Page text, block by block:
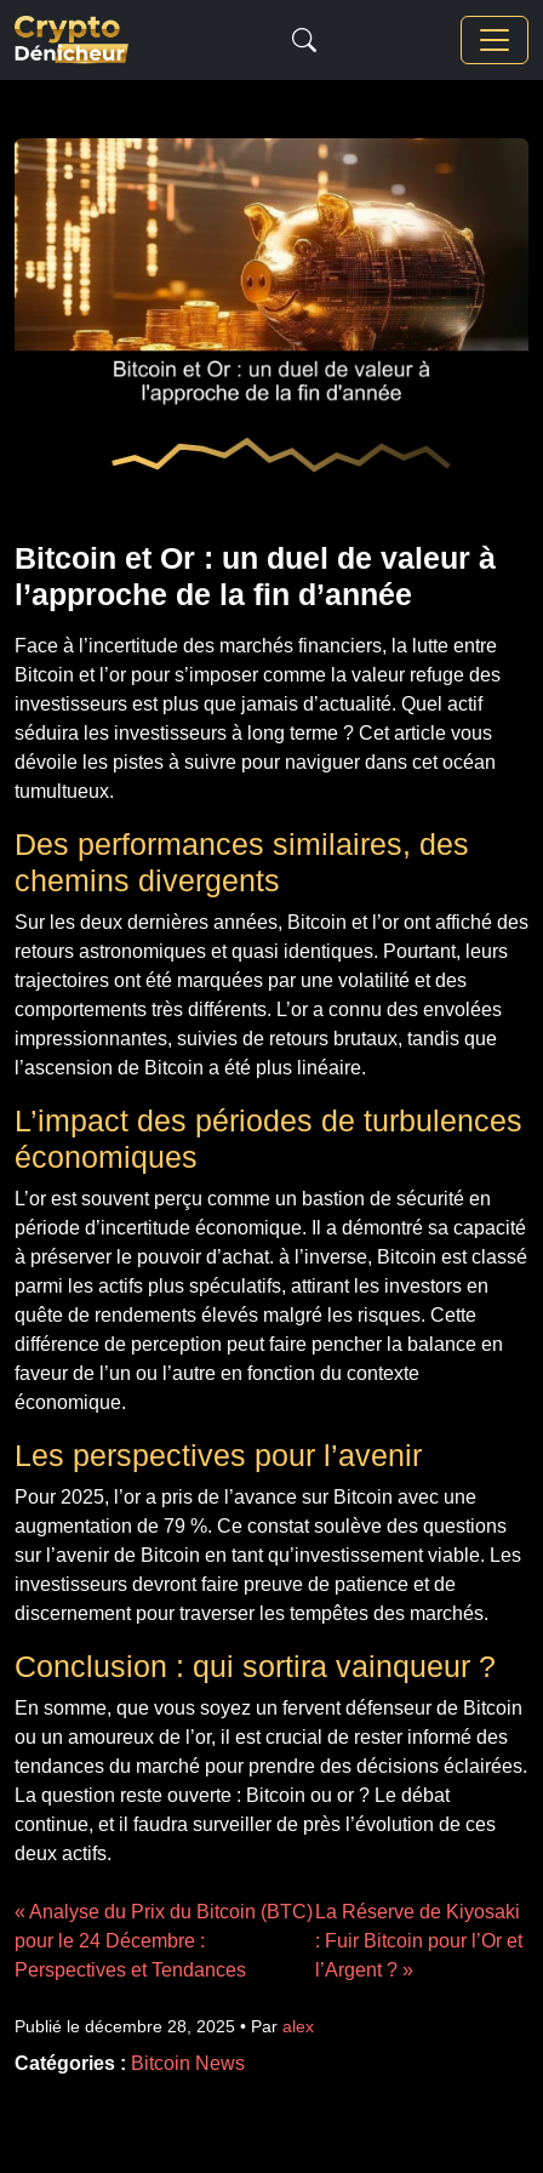
Bitcoin et Or : un duel de valeur à
l’approche de la fin d’année
Face à l’incertitude des marchés financiers, la lutte entre
Bitcoin et l’or pour s’imposer comme la valeur refuge des
investisseurs est plus que jamais d’actualité. Quel actif
séduira les investisseurs à long terme ? Cet article vous
dévoile les pistes à suivre pour naviguer dans cet océan
tumultueux.
Des performances similaires, des
chemins divergents
Sur les deux dernières années, Bitcoin et l’or ont affiché des
retours astronomiques et quasi identiques. Pourtant, leurs
trajectoires ont été marquées par une volatilité et des
comportements très différents. L’or a connu des envolées
impressionnantes, suivies de retours brutaux, tandis que
l’ascension de Bitcoin a été plus linéaire.
L’impact des périodes de turbulences
économiques
L’or est souvent perçu comme un bastion de sécurité en
période d’incertitude économique. Il a démontré sa capacité
à préserver le pouvoir d’achat. à l’inverse, Bitcoin est classé
parmi les actifs plus spéculatifs, attirant les investors en
quête de rendements élevés malgré les risques. Cette
différence de perception peut faire pencher la balance en
faveur de l’un ou l’autre en fonction du contexte
économique.
Les perspectives pour l’avenir
Pour 2025, l’or a pris de l’avance sur Bitcoin avec une
augmentation de 79 %. Ce constat soulève des questions
sur l’avenir de Bitcoin en tant qu’investissement viable. Les
investisseurs devront faire preuve de patience et de
discernement pour traverser les tempêtes des marchés.
Conclusion : qui sortira vainqueur ?
En somme, que vous soyez un fervent défenseur de Bitcoin
ou un amoureux de l’or, il est crucial de rester informé des
tendances du marché pour prendre des décisions éclairées.
La question reste ouverte : Bitcoin ou or ? Le débat
continue, et il faudra surveiller de près l’évolution de ces
deux actifs.
« Analyse du Prix du Bitcoin (BTC)
pour le 24 Décembre :
Perspectives et Tendances
La Réserve de Kiyosaki
: Fuir Bitcoin pour l’Or et
l’Argent ? »
Publié le décembre 28, 2025 • Par alex
Catégories : Bitcoin News